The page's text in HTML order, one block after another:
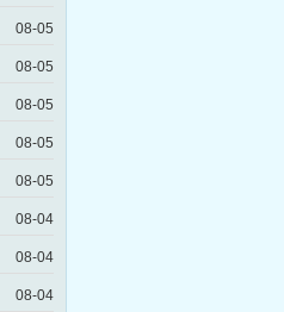
08-05
08-05
08-05
08-05
08-05
08-04
08-04
08-04